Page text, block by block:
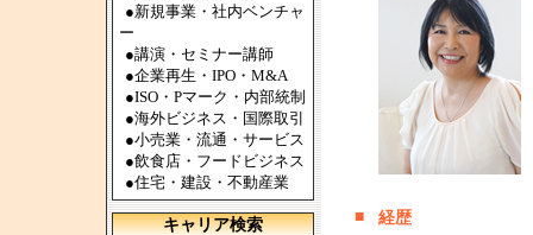
●新規事業・社内ベンチャ
ー
●講演・セミナー講師
●企業再生・IPO・M&A
●ISO・Pマーク・内部統制
●海外ビジネス・国際取引
●小売業・流通・サービス
●飲食店・フードビジネス
●住宅・建設・不動産業
キャリア検索
■ 経歴